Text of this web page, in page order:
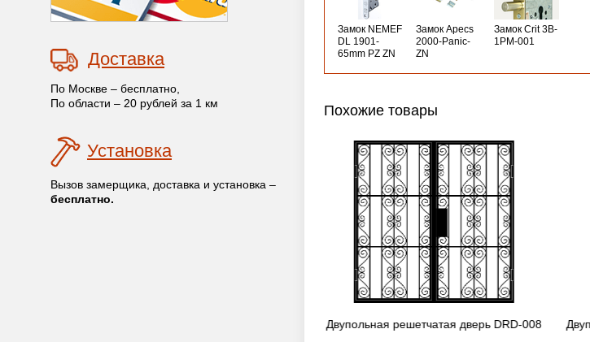
Доставка
По Москве – бесплатно,
По области – 20 рублей за 1 км
Установка
Вызов замерщика, доставка и установка –
бесплатно.
Замок NEMEF
DL 1901-
65mm PZ ZN
Замок Apecs
2000-Panic-
ZN
Замок Crit 3B-
1PM-001
Похожие товары
Двупольная решетчатая дверь DRD-008